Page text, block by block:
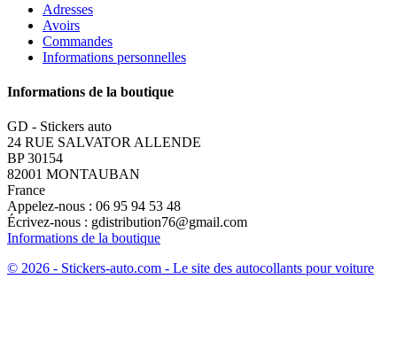
Adresses
Avoirs
Commandes
Informations personnelles
Informations de la boutique
GD - Stickers auto
24 RUE SALVATOR ALLENDE
BP 30154
82001 MONTAUBAN
France
Appelez-nous : 06 95 94 53 48
Écrivez-nous : gdistribution76@gmail.com
Informations de la boutique
© 2026 - Stickers-auto.com - Le site des autocollants pour voiture